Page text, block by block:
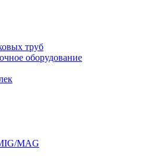
труб
оборудование
MAG